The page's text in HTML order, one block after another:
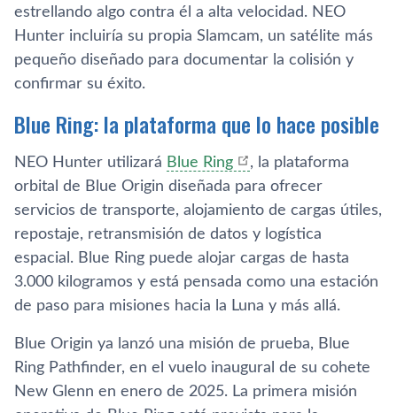
estrellando algo contra él a alta velocidad. NEO
Hunter incluiría su propia Slamcam, un satélite más
pequeño diseñado para documentar la colisión y
confirmar su éxito.
Blue Ring: la plataforma que lo hace posible
NEO Hunter utilizará Blue Ring
, la plataforma
orbital de Blue Origin diseñada para ofrecer
servicios de transporte, alojamiento de cargas útiles,
repostaje, retransmisión de datos y logística
espacial. Blue Ring puede alojar cargas de hasta
3.000 kilogramos y está pensada como una estación
de paso para misiones hacia la Luna y más allá.
Blue Origin ya lanzó una misión de prueba, Blue
Ring Pathfinder, en el vuelo inaugural de su cohete
New Glenn en enero de 2025. La primera misión